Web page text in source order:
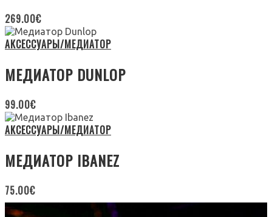
269.00€
АКСЕССУАРЫ/МЕДИАТОР
МЕДИАТОР DUNLOP
99.00€
АКСЕССУАРЫ/МЕДИАТОР
МЕДИАТОР IBANEZ
75.00€